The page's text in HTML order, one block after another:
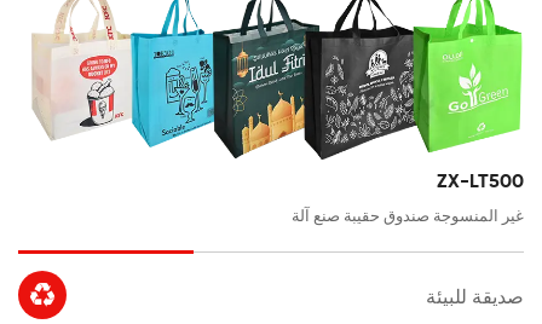
ZX-LT500
غير المنسوجة صندوق حقيبة صنع آلة
 صديقة للبيئة